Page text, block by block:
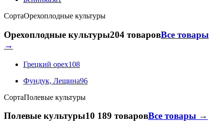
СортаОрехоплодные культуры
Орехоплодные культуры204 товаровВсе товары
→
Грецкий орех108
Фундук, Лещина96
СортаПолевые культуры
Полевые культуры10 189 товаровВсе товары →